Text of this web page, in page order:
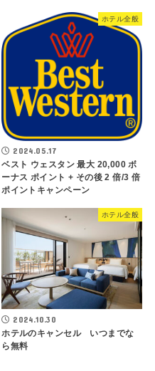
ホテル全般
2024.05.17
ベスト ウェスタン 最大 20,000 ボ
ーナス ポイント + その後 2 倍/3 倍
ポイントキャンペーン
ホテル全般
2024.10.30
ホテルのキャンセル いつまでな
ら無料